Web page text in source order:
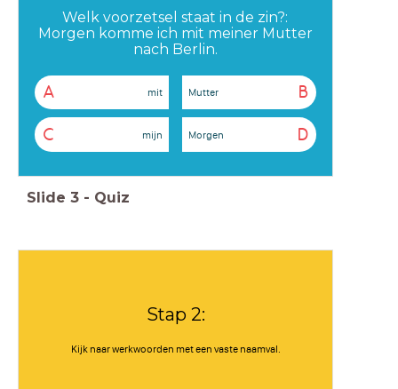
Welk voorzetsel staat in de zin?:
Morgen komme ich mit meiner Mutter
nach Berlin.
A mit B
Mutter
C mijn D
Morgen
Slide 3 - Quiz
Stap 2:
Kijk naar werkwoorden met een vaste naamval.